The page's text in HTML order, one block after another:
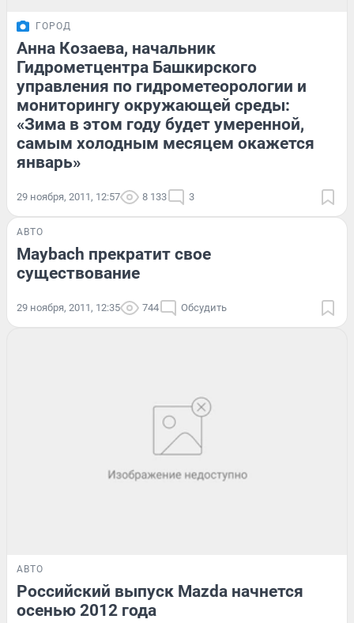
ГОРОД
Анна Козаева, начальник
Гидрометцентра Башкирского
управления по гидрометеорологии и
мониторингу окружающей среды:
«Зима в этом году будет умеренной,
самым холодным месяцем окажется
январь»
29 ноября, 2011, 12:57 8 133 3
АВТО
Maybach прекратит свое
существование
29 ноября, 2011, 12:35 744 Обсудить
АВТО
Российский выпуск Mazda начнется
осенью 2012 года